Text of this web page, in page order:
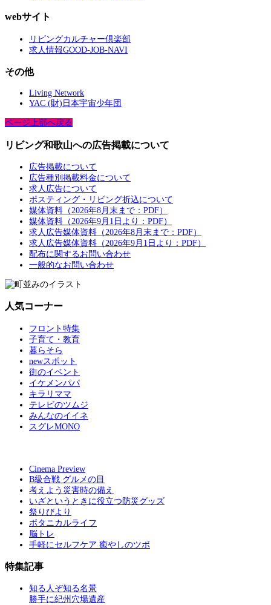
webサイト
リビングカルチャー倶楽部
求人情報GOOD-JOB-NAVI
その他
Living Network
YAC (財)日本宇宙少年団
ページ上部へ戻る
リビング和歌山への広告掲載について
広告掲載について
広告種別掲載料金について
求人広告について
ポスティング・リビング折込について
媒体資料（2026年8月末まで：PDF）
媒体資料（2026年9月1日より：PDF）
求人広告媒体資料（2026年8月末まで：PDF）
求人広告媒体資料（2026年9月1日より：PDF）
配布に関するお問い合わせ
一般的なお問い合わせ
人気コーナー
フロント特集
子育て・教育
暮らそら
newスポット
街のイベント
イケメンパパ
キラリママ
テレビのツムジ
みんなのイイネ
スグレMONO
Cinema Preview
B級合戦 グルメの目
考えよう災害時の備え
いざというときに役立つ防災グッズ
祭りびより
ボタニカルライフ
脳トレ
手軽にセルフケア 癒やしのツボ
特集記事
知る人ぞ知る名景
勝手に紀州穴場遺産